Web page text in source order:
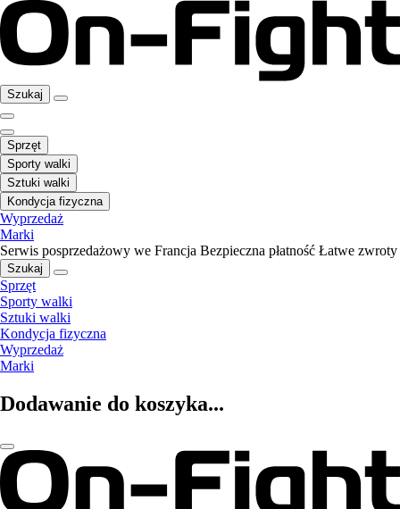
Szukaj
Sprzęt
Sporty walki
Sztuki walki
Kondycja fizyczna
Wyprzedaż
Marki
Serwis posprzedażowy we Francja Bezpieczna płatność Łatwe zwroty
Szukaj
Sprzęt
Sporty walki
Sztuki walki
Kondycja fizyczna
Wyprzedaż
Marki
Dodawanie do koszyka...